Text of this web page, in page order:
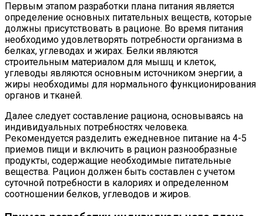
Первым этапом разработки плана питания является
определение основных питательных веществ, которые
должны присутствовать в рационе. Во время питания
необходимо удовлетворять потребности организма в
белках, углеводах и жирах. Белки являются
строительным материалом для мышц и клеток,
углеводы являются основным источником энергии, а
жиры необходимы для нормального функционирования
органов и тканей.
Далее следует составление рациона, основываясь на
индивидуальных потребностях человека.
Рекомендуется разделить ежедневное питание на 4-5
приемов пищи и включить в рацион разнообразные
продукты, содержащие необходимые питательные
вещества. Рацион должен быть составлен с учетом
суточной потребности в калориях и определенном
соотношении белков, углеводов и жиров.